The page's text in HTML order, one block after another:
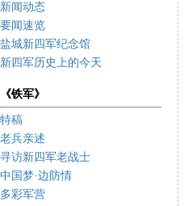
新闻动态
要闻速览
盐城新四军纪念馆
新四军历史上的今天
《铁军》
特稿
老兵亲述
寻访新四军老战士
中国梦·边防情
多彩军营